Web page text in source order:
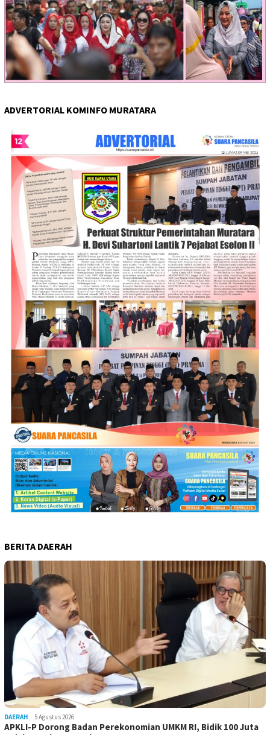
ADVERTORIAL KOMINFO MURATARA
BERITA DAERAH
DAERAH 5 Agustus 2026
APKLI-P Dorong Badan Perekonomian UMKM RI, Bidik 100 Juta